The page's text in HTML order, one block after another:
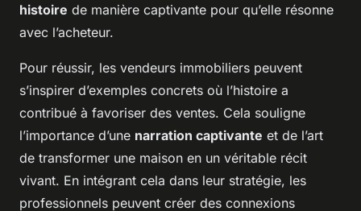
histoire de manière captivante pour qu’elle résonne
avec l’acheteur.
Pour réussir, les vendeurs immobiliers peuvent
s’inspirer d’exemples concrets où l’histoire a
contribué à favoriser des ventes. Cela souligne
l’importance d’une narration captivante et de l’art
de transformer une maison en un véritable récit
vivant. En intégrant cela dans leur stratégie, les
professionnels peuvent créer des connexions